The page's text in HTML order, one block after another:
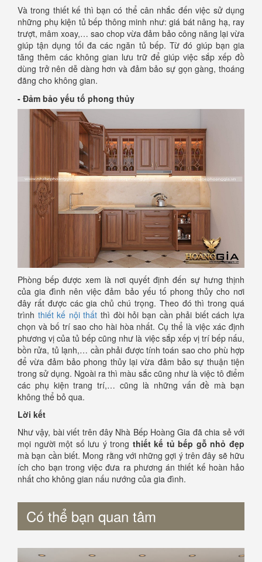
Và trong thiết kế thì bạn có thể cân nhắc đến việc sử dụng
những phụ kiện tủ bếp thông minh như: giá bát nâng hạ, ray
trượt, mâm xoay,… sao chop vừa đảm bảo công năng lại vừa
giúp tận dụng tối đa các ngăn tủ bếp. Từ đó giúp bạn gia
tăng thêm các không gian lưu trữ để giúp việc sắp xếp đồ
dùng trở nên dễ dàng hơn và đảm bảo sự gọn gàng, thoáng
đãng cho không gian.
- Đảm bảo yếu tố phong thủy
Phòng bếp được xem là nơi quyết định đến sự hưng thịnh
của gia đình nên việc đảm bảo yếu tố phong thủy cho nơi
đây rất được các gia chủ chú trọng. Theo đó thì trong quá
trình thiết kế nội thất thì đòi hỏi bạn cần phải biết cách lựa
chọn và bố trí sao cho hài hòa nhất. Cụ thể là việc xác định
phương vị của tủ bếp cũng như là việc sắp xếp vị trí bếp nấu,
bồn rửa, tủ lạnh,… cần phải được tính toán sao cho phù hợp
để vừa đảm bảo phong thủy lại vừa đảm bảo sự thuận tiện
trong sử dụng. Ngoài ra thì màu sắc cũng như là việc tô điểm
các phụ kiện trang trí,… cũng là những vấn đề mà bạn
không thể bỏ qua.
Lời kết
Như vậy, bài viết trên đây Nhà Bếp Hoàng Gia đã chia sẻ với
mọi người một số lưu ý trong thiết kế tủ bếp gỗ nhỏ đẹp
mà bạn cần biết. Mong rằng với những gợi ý trên đây sẽ hữu
ích cho bạn trong việc đưa ra phương án thiết kế hoàn hảo
nhất cho không gian nấu nướng của gia đình.
Có thể bạn quan tâm